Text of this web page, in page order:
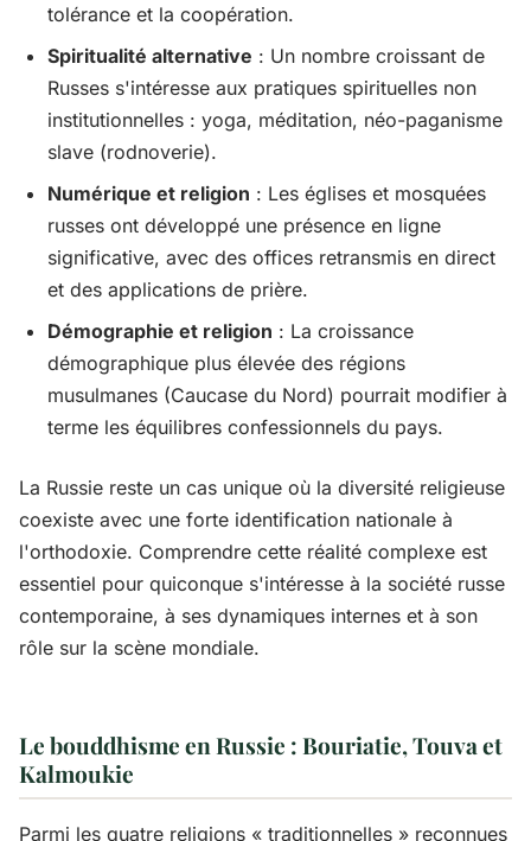
tolérance et la coopération.
Spiritualité alternative : Un nombre croissant de
Russes s'intéresse aux pratiques spirituelles non
institutionnelles : yoga, méditation, néo-paganisme
slave (rodnoverie).
Numérique et religion : Les églises et mosquées
russes ont développé une présence en ligne
significative, avec des offices retransmis en direct
et des applications de prière.
Démographie et religion : La croissance
démographique plus élevée des régions
musulmanes (Caucase du Nord) pourrait modifier à
terme les équilibres confessionnels du pays.
La Russie reste un cas unique où la diversité religieuse
coexiste avec une forte identification nationale à
l'orthodoxie. Comprendre cette réalité complexe est
essentiel pour quiconque s'intéresse à la société russe
contemporaine, à ses dynamiques internes et à son
rôle sur la scène mondiale.
Le bouddhisme en Russie : Bouriatie, Touva et
Kalmoukie
Parmi les quatre religions « traditionnelles » reconnues